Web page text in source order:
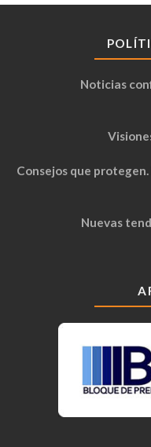
Noticias
Consejos que
Nuevas